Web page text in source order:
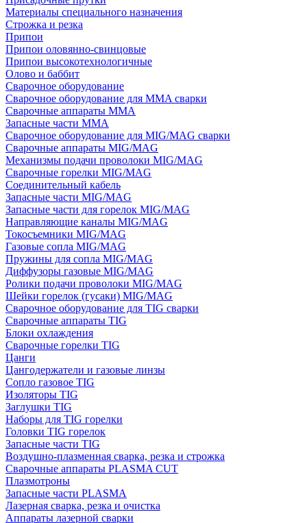
Материалы специального назначения
Строжка и резка
Припои
Припои оловянно-свинцовые
Припои высокотехнологичные
Олово и баббит
Сварочное оборудование
Сварочное оборудование для MMA сварки
Сварочные аппараты MMA
Запасные части MMA
Сварочное оборудование для MIG/MAG сварки
Сварочные аппараты MIG/MAG
Механизмы подачи проволоки MIG/MAG
Сварочные горелки MIG/MAG
Соединительный кабель
Запасные части MIG/MAG
Запасные части для горелок MIG/MAG
Направляющие каналы MIG/MAG
Токосъемники MIG/MAG
Газовые сопла MIG/MAG
Пружины для сопла MIG/MAG
Диффузоры газовые MIG/MAG
Ролики подачи проволоки MIG/MAG
Шейки горелок (гусаки) MIG/MAG
Сварочное оборудование для TIG сварки
Сварочные аппараты TIG
Блоки охлаждения
Сварочные горелки TIG
Цанги
Цангодержатели и газовые линзы
Сопло газовое TIG
Изоляторы TIG
Заглушки TIG
Наборы для TIG горелки
Головки TIG горелок
Запасные части TIG
Воздушно-плазменная сварка, резка и строжка
Сварочные аппараты PLASMA CUT
Плазмотроны
Запасные части PLASMA
Лазерная сварка, резка и очистка
Аппараты лазерной сварки